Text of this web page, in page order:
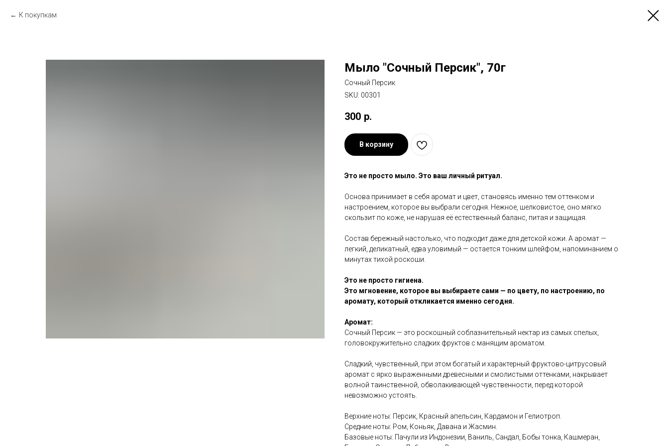
К покупкам
Мыло "Сочный Персик", 70г
Сочный Персик
SKU: 00301
300 р.
В корзину
Это не просто мыло. Это ваш личный ритуал.
Основа принимает в себя аромат и цвет, становясь именно тем оттенком и
настроением, которое вы выбрали сегодня. Нежное, шелковистое, оно мягко
скользит по коже, не нарушая её естественный баланс, питая и защищая.
Состав бережный настолько, что подходит даже для детской кожи. А аромат —
легкий, деликатный, едва уловимый — остается тонким шлейфом, напоминанием о
минутах тихой роскоши.
Это не просто гигиена.
Это мгновение, которое вы выбираете сами — по цвету, по настроению, по
аромату, который откликается именно сегодня.
Аромат:
Сочный Персик — это роскошный соблазнительный нектар из самых спелых,
головокружительно сладких фруктов с манящим ароматом.
Сладкий, чувственный, при этом богатый и характерный фруктово-цитрусовый
аромат с ярко выраженными древесными и смолистыми оттенками, накрывает
волной таинственной, обволакивающей чувственности, перед которой
невозможно устоять.
Верхние ноты: Персик, Красный апельсин, Кардамон и Гелиотроп.
Средние ноты: Ром, Коньяк, Давана и Жасмин.
Базовые ноты: Пачули из Индонезии, Ваниль, Сандал, Бобы тонка, Кашмеран,